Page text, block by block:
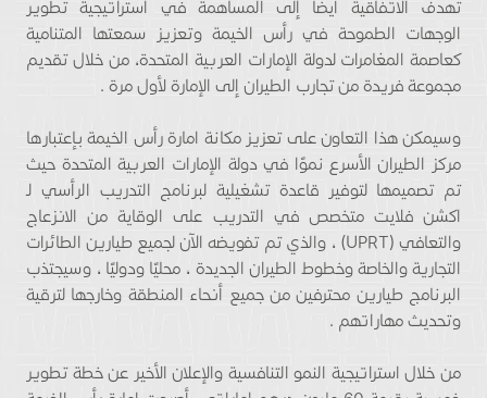
تهدف الاتفاقية أيضًا إلى المساهمة في استراتيجية تطوير
الوجهات الطموحة في رأس الخيمة وتعزيز سمعتها المتنامية
كعاصمة المغامرات لدولة الإمارات العربية المتحدة، من خلال تقديم
مجموعة فريدة من تجارب الطيران إلى الإمارة لأول مرة .
وسيمكن هذا التعاون على تعزيز مكانة امارة رأس الخيمة بإعتبارها
مركز الطيران الأسرع نموًا في دولة الإمارات العربية المتحدة حيث
تم تصميمها لتوفير قاعدة تشغيلية لبرنامج التدريب الرأسي لـ
اكشن فلايت متخصص في التدريب على الوقاية من الانزعاج
والتعافي (UPRT) ، والذي تم تفويضه الآن لجميع طيارين الطائرات
التجارية والخاصة وخطوط الطيران الجديدة ، محليًا ودوليًا ، وسيجتذب
البرنامج طيارين محترفين من جميع أنحاء المنطقة وخارجها لترقية
وتحديث مهاراتهم .
من خلال استراتيجية النمو التنافسية والإعلان الأخير عن خطة تطوير